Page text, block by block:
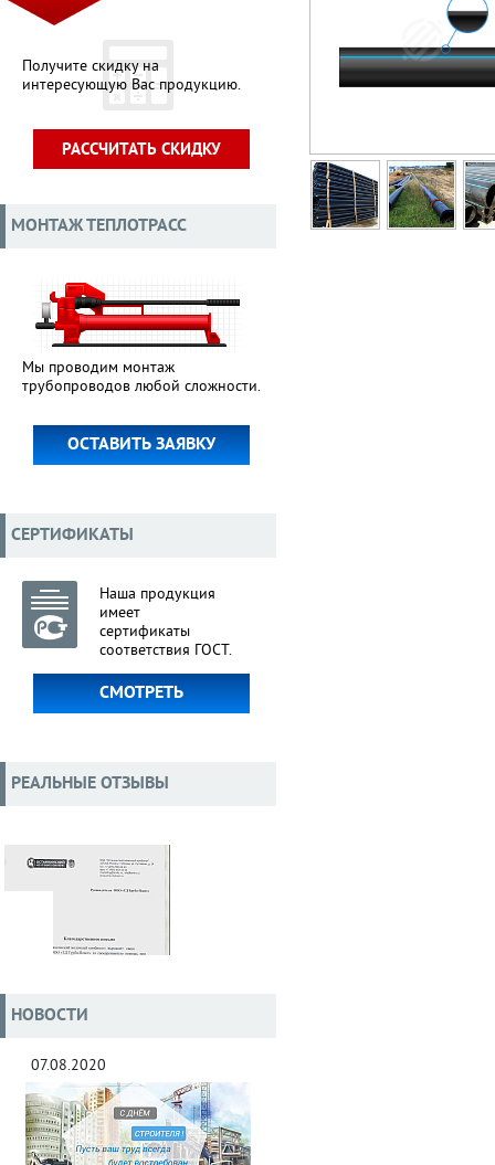
Получите скидку на
интересующую Вас продукцию.
РАССЧИТАТЬ СКИДКУ
МОНТАЖ ТЕПЛОТРАСС
Мы проводим монтаж
трубопроводов любой сложности.
ОСТАВИТЬ ЗАЯВКУ
СЕРТИФИКАТЫ
Наша продукция
имеет
сертификаты
соответствия ГОСТ.
СМОТРЕТЬ
РЕАЛЬНЫЕ ОТЗЫВЫ
НОВОСТИ
07.08.2020